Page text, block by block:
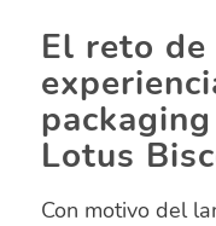
El reto de
Lotus
Con motivo del